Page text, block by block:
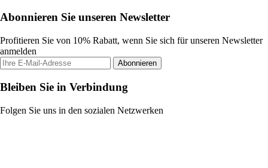
Abonnieren Sie unseren Newsletter
Profitieren Sie von 10% Rabatt, wenn Sie sich für unseren Newsletter
anmelden
Abonnieren
Bleiben Sie in Verbindung
Folgen Sie uns in den sozialen Netzwerken